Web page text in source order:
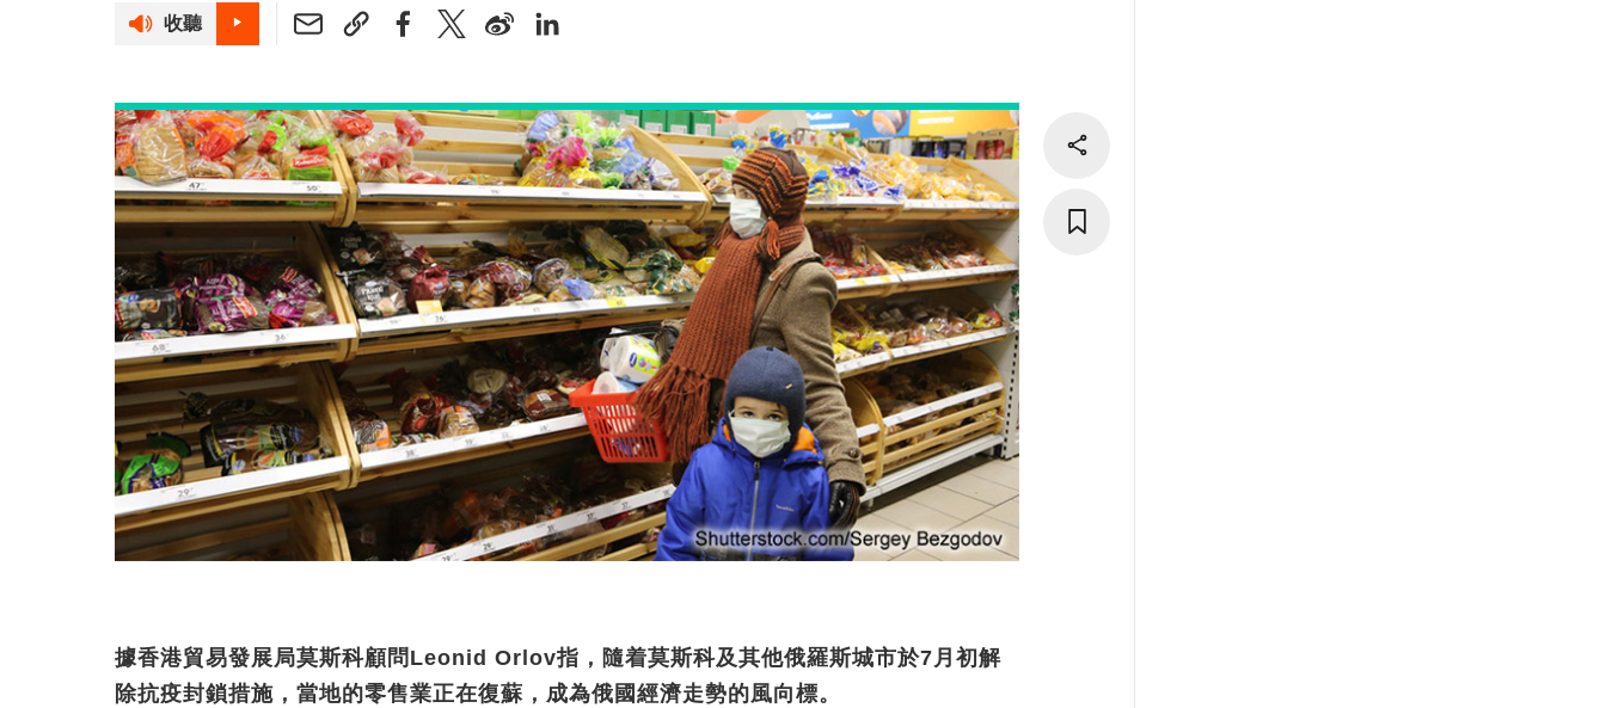
收聽
據香港貿易發展局莫斯科顧問Leonid Orlov指，隨着莫斯科及其他俄羅斯城市於7月初解
除抗疫封鎖措施，當地的零售業正在復蘇，成為俄國經濟走勢的風向標。